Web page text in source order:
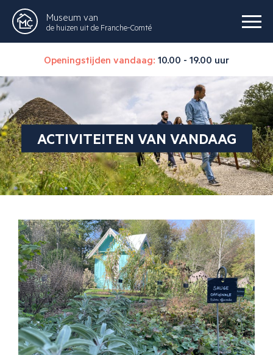
Museum van
de huizen uit de Franche-Comté
Openingstijden vandaag: 10.00 - 19.00 uur
ACTIVITEITEN VAN VANDAAG